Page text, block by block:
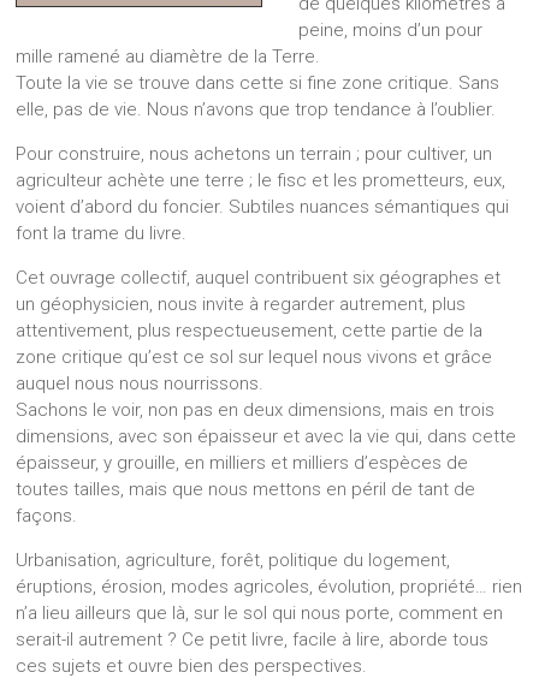
peine, moins d’un pour
mille ramené au diamètre de la Terre.
Toute la vie se trouve dans cette si fine zone critique. Sans
elle, pas de vie. Nous n’avons que trop tendance à l’oublier.
Pour construire, nous achetons un terrain ; pour cultiver, un
agriculteur achète une terre ; le fisc et les prometteurs, eux,
voient d’abord du foncier. Subtiles nuances sémantiques qui
font la trame du livre.
Cet ouvrage collectif, auquel contribuent six géographes et
un géophysicien, nous invite à regarder autrement, plus
attentivement, plus respectueusement, cette partie de la
zone critique qu’est ce sol sur lequel nous vivons et grâce
auquel nous nous nourrissons.
Sachons le voir, non pas en deux dimensions, mais en trois
dimensions, avec son épaisseur et avec la vie qui, dans cette
épaisseur, y grouille, en milliers et milliers d’espèces de
toutes tailles, mais que nous mettons en péril de tant de
façons.
Urbanisation, agriculture, forêt, politique du logement,
éruptions, érosion, modes agricoles, évolution, propriété… rien
n’a lieu ailleurs que là, sur le sol qui nous porte, comment en
serait-il autrement ? Ce petit livre, facile à lire, aborde tous
ces sujets et ouvre bien des perspectives.